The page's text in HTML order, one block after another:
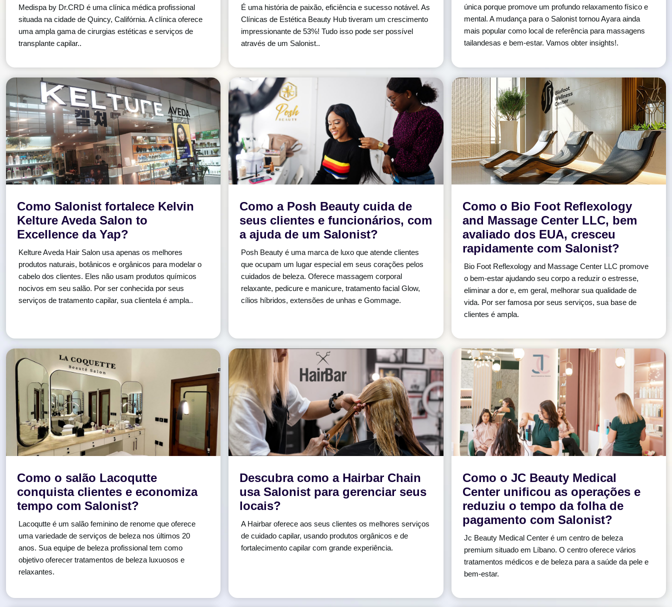
Medispa by Dr.CRD é uma clínica médica profissional
situada na cidade de Quincy, Califórnia. A clínica oferece
uma ampla gama de cirurgias estéticas e serviços de
transplante capilar..
É uma história de paixão, eficiência e sucesso notável. As
Clínicas de Estética Beauty Hub tiveram um crescimento
impressionante de 53%! Tudo isso pode ser possível
através de um Salonist..
única porque promove um profundo relaxamento físico e
mental. A mudança para o Salonist tornou Ayara ainda
mais popular como local de referência para massagens
tailandesas e bem-estar. Vamos obter insights!.
Como Salonist fortalece Kelvin
Kelture Aveda Salon to
Excellence da Yap?
Kelture Aveda Hair Salon usa apenas os melhores
produtos naturais, botânicos e orgânicos para modelar o
cabelo dos clientes. Eles não usam produtos químicos
nocivos em seu salão. Por ser conhecida por seus
serviços de tratamento capilar, sua clientela é ampla..
Como a Posh Beauty cuida de
seus clientes e funcionários, com
a ajuda de um Salonist?
Posh Beauty é uma marca de luxo que atende clientes
que ocupam um lugar especial em seus corações pelos
cuidados de beleza. Oferece massagem corporal
relaxante, pedicure e manicure, tratamento facial Glow,
cílios híbridos, extensões de unhas e Gommage.
Como o Bio Foot Reflexology
and Massage Center LLC, bem
avaliado dos EUA, cresceu
rapidamente com Salonist?
Bio Foot Reflexology and Massage Center LLC promove
o bem-estar ajudando seu corpo a reduzir o estresse,
eliminar a dor e, em geral, melhorar sua qualidade de
vida. Por ser famosa por seus serviços, sua base de
clientes é ampla.
Como o salão Lacoqutte
conquista clientes e economiza
tempo com Salonist?
Lacoqutte é um salão feminino de renome que oferece
uma variedade de serviços de beleza nos últimos 20
anos. Sua equipe de beleza profissional tem como
objetivo oferecer tratamentos de beleza luxuosos e
relaxantes.
Descubra como a Hairbar Chain
usa Salonist para gerenciar seus
locais?
A Hairbar oferece aos seus clientes os melhores serviços
de cuidado capilar, usando produtos orgânicos e de
fortalecimento capilar com grande experiência.
Como o JC Beauty Medical
Center unificou as operações e
reduziu o tempo da folha de
pagamento com Salonist?
Jc Beauty Medical Center é um centro de beleza
premium situado em Líbano. O centro oferece vários
tratamentos médicos e de beleza para a saúde da pele e
bem-estar.